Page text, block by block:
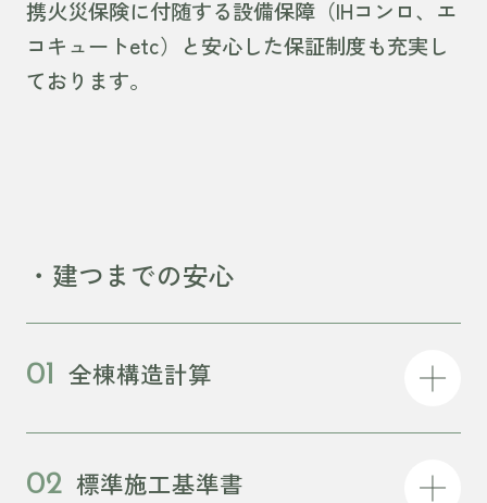
携火災保険に付随する設備保障（IHコンロ、エ
コキュートetc）と安心した保証制度も充実し
ております。
・建つまでの安心
01 全棟構造計算
02 標準施工基準書